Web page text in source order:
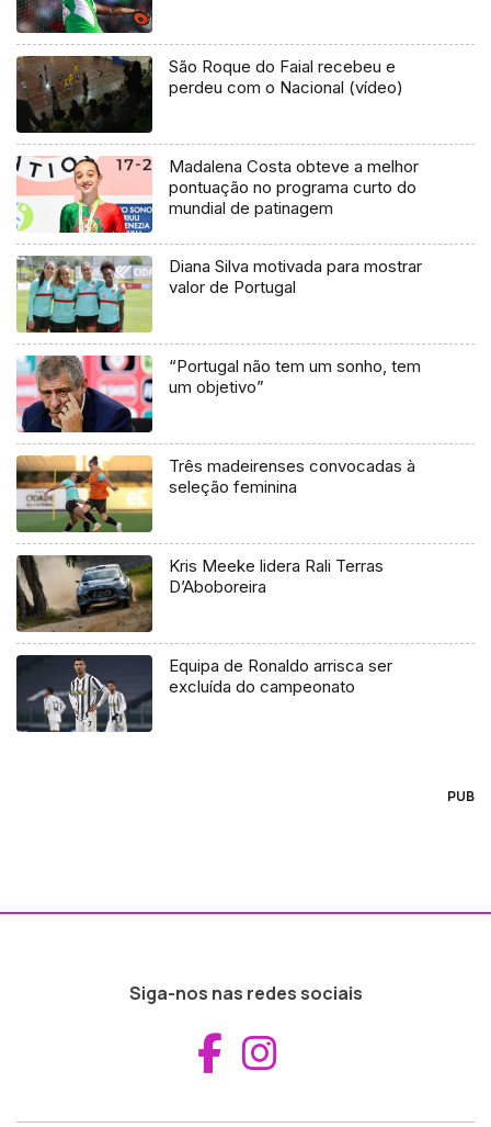
São Roque do Faial recebeu e
perdeu com o Nacional (vídeo)
Madalena Costa obteve a melhor
pontuação no programa curto do
mundial de patinagem
Diana Silva motivada para mostrar
valor de Portugal
“Portugal não tem um sonho, tem
um objetivo”
Três madeirenses convocadas à
seleção feminina
Kris Meeke lidera Rali Terras
D’Aboboreira
Equipa de Ronaldo arrisca ser
excluída do campeonato
PUB
Siga-nos nas redes sociais
Aceder ao